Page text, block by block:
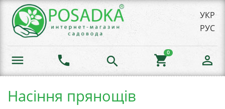
УКР
РУС
menu phone search shopping_cart
0
person_outline
Насіння прянощів